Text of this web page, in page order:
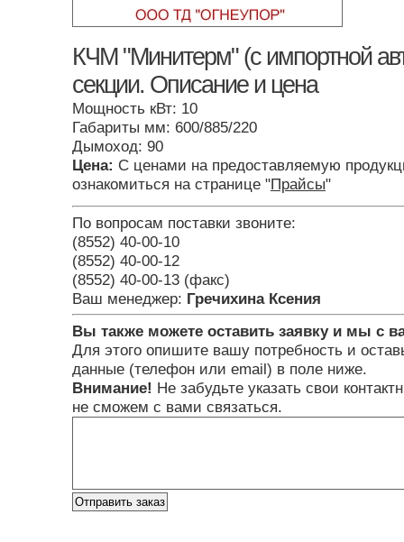
КЧМ "Минитерм" (с импортной
секции. Описание и цена
Мощность кВт: 10
Габариты мм: 600/885/220
Дымоход: 90
Цена: С ценами на предоставляемую
ознакомиться на странице "Прайсы"
По вопросам поставки звоните:
(8552) 40-00-10
(8552) 40-00-12
(8552) 40-00-13 (факс)
Ваш менеджер: Гречихина Ксения
Вы также можете оставить заявку и мы с
Для этого опишите вашу потребность и
данные (телефон или email) в поле ниже.
Внимание! Не забудьте указать свои
не сможем с вами связаться.